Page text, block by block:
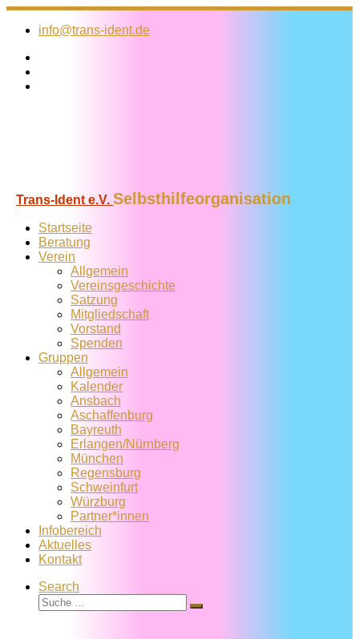
Zum
Inhalt
info@trans-ident.de
Trans-Ident e.V. Selbsthilfeorganisation
Startseite
Beratung
Verein
Allgemein
Vereins­geschichte
Satzung
Mitglied­schaft
Vorstand
Spenden
Gruppen
Allgemein
Kalender
Ansbach
Aschaffenburg
Bayreuth
Erlangen/Nürnberg
München
Regensburg
Schweinfurt
Würzburg
Partner*innen
Infobereich
Aktuelles
Kontakt
Search
Suche
Suche